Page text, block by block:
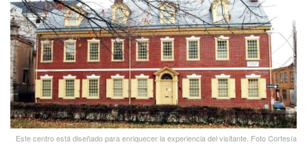
Este centro está diseñado para enriquecer la experiencia del visitante. Foto Cortesía